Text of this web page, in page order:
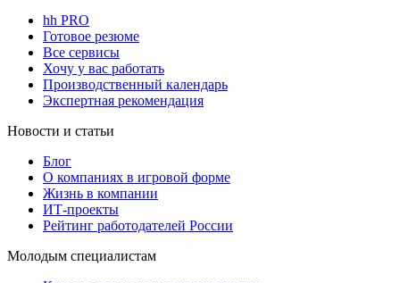
hh PRO
Готовое резюме
Все сервисы
Хочу у вас работать
Производственный календарь
Экспертная рекомендация
Новости и статьи
Блог
О компаниях в игровой форме
Жизнь в компании
ИТ-проекты
Рейтинг работодателей России
Молодым специалистам